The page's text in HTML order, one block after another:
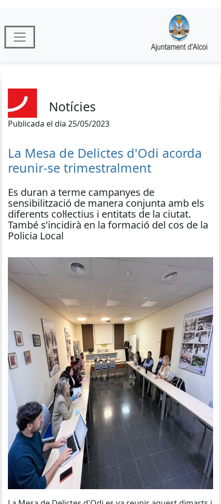
Notícies
Publicada el dia 25/05/2023
La Mesa de Delictes d'Odi acorda
reunir-se trimestralment
Es duran a terme campanyes de
sensibilització de manera conjunta amb els
diferents col·lectius i entitats de la ciutat.
També s’incidirà en la formació del cos de la
Policia Local